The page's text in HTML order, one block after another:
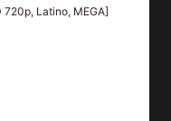
720p, Latino, MEGA]